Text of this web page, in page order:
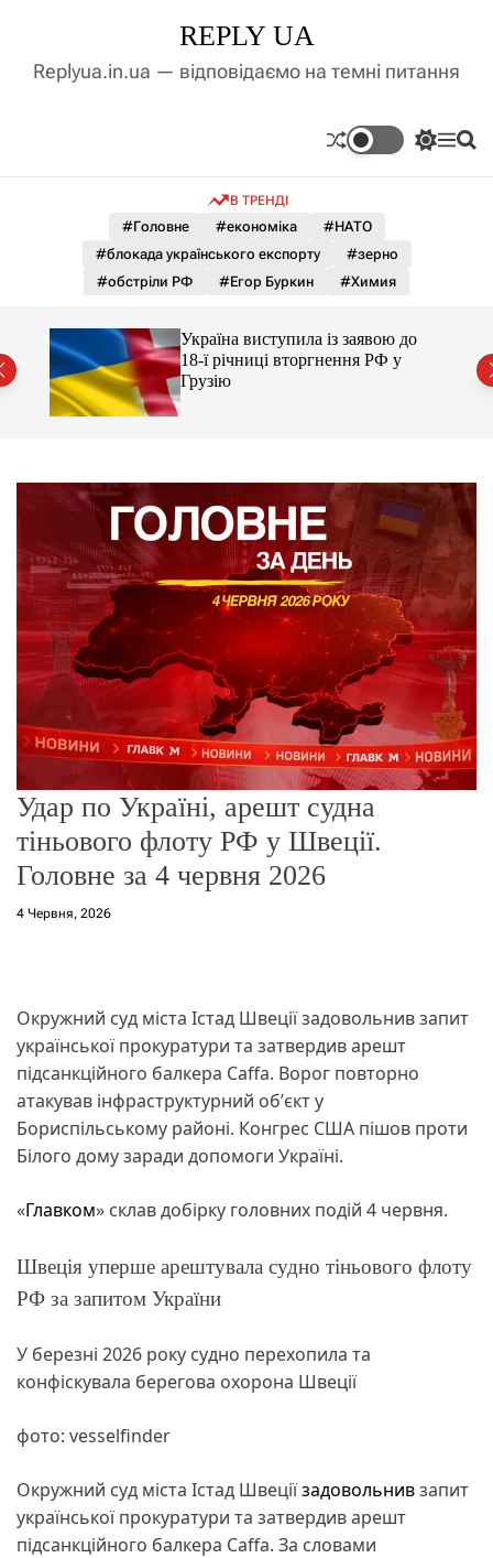
д
у
REPLY UA
Replyua.in.ua — відповідаємо на темні питання
П
к
а
о
л
ь
г
о
р
е
ж
и
м
у
М П
В ТРЕНДІ
#Головне #економіка
#НАТО
#блокада українського експорту
#зерно
#обстріли РФ
#Егор Буркин #Химия
Україна виступила із заявою до
18-ї річниці вторгнення РФ у
Грузію
Удар по Україні, арешт судна
тіньового флоту РФ у Швеції.
Головне за 4 червня 2026
4 Червня, 2026
Окружний суд міста Істад Швеції задовольнив запит
української прокуратури та затвердив арешт
підсанкційного балкера Caffa. Ворог повторно
атакував інфраструктурний обʼєкт у
Бориспільському районі. Конгрес США пішов проти
Білого дому заради допомоги Україні.
«Главком» склав добірку головних подій 4 червня.
Швеція уперше арештувала судно тіньового флоту
РФ за запитом України
У березні 2026 року судно перехопила та
конфіскувала берегова охорона Швеції
фото: vesselfinder
Окружний суд міста Істад Швеціїзадовольнивзапит
української прокуратури та затвердив арешт
підсанкційного балкера Caffa. За словами